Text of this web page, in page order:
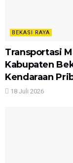
BEKASI RAYA
Transportasi
Kabupaten
Kendaraan
18 Juli 2026